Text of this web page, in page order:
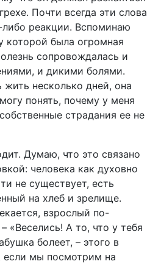
Почти всегда эти слова
реакции. Вспоминаю
была огромная
сопровождалась и
и дикими болями.
жить несколько дней, она
понять, почему у меня
страдания ее не
Думаю, что это связано
человека как духовно
не существует, есть
на хлеб и зрелище.
взрослый по-
«Веселись! А то, что у тебя
болеет, – этого в
если мы посмотрим на